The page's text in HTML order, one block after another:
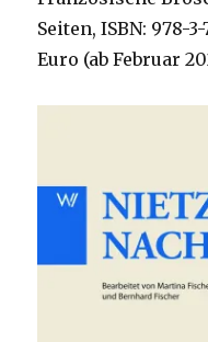
Seiten, ISBN: 978-
Euro (ab Februar